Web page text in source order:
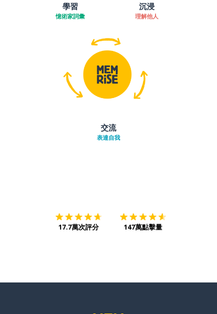
學習
憶術家詞彙
沉浸
理解他人
交流
表達自我
17.7萬次評分 147萬點擊量